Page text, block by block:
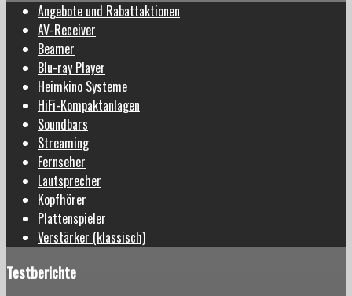
Angebote und Rabattaktionen
AV-Receiver
Beamer
Blu-ray Player
Heimkino Systeme
HiFi-Kompaktanlagen
Soundbars
Streaming
Fernseher
Lautsprecher
Kopfhörer
Plattenspieler
Verstärker (klassisch)
Testberichte